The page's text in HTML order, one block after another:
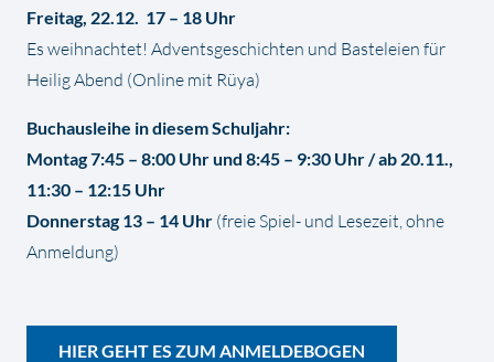
Freitag, 22.12. 17 – 18 Uhr
Es weihnachtet! Adventsgeschichten und Basteleien für
Heilig Abend (Online mit Rüya)
Buchausleihe in diesem Schuljahr:
Montag 7:45 – 8:00 Uhr und 8:45 – 9:30 Uhr / ab 20.11.,
11:30 – 12:15 Uhr
Donnerstag 13 – 14 Uhr (freie Spiel- und Lesezeit, ohne
Anmeldung)
HIER GEHT ES ZUM ANMELDEBOGEN